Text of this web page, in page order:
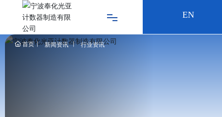
网站首页
EN
首页 新闻资讯 行业资讯